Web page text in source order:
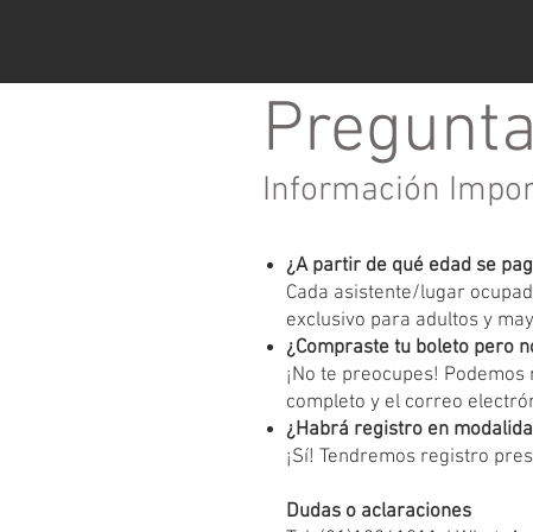
Información
¿A partir de qué edad se
Cada asistente/lugar
exclusivo para adultos y
¿Compraste tu boleto pero
¡No te preocupes!
completo y el correo
¿Habrá registro en
¡Sí! Tendremos registro
Dudas o aclaraciones